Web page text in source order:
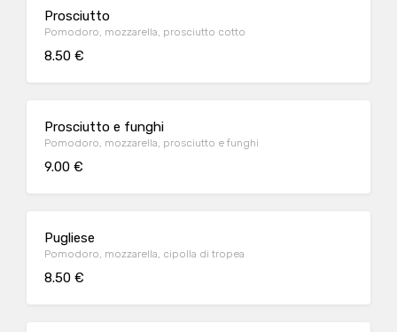
Prosciutto
Pomodoro, mozzarella, prosciutto cotto
8.50 €
Prosciutto e funghi
Pomodoro, mozzarella, prosciutto e funghi
9.00 €
Pugliese
Pomodoro, mozzarella, cipolla di tropea
8.50 €